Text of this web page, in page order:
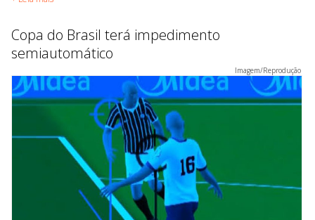
Copa do Brasil terá impedimento
semiautomático
Imagem/Reprodução